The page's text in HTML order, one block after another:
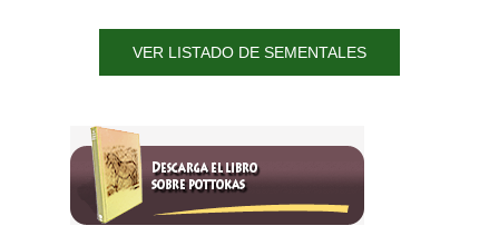
VER LISTADO DE SEMENTALES